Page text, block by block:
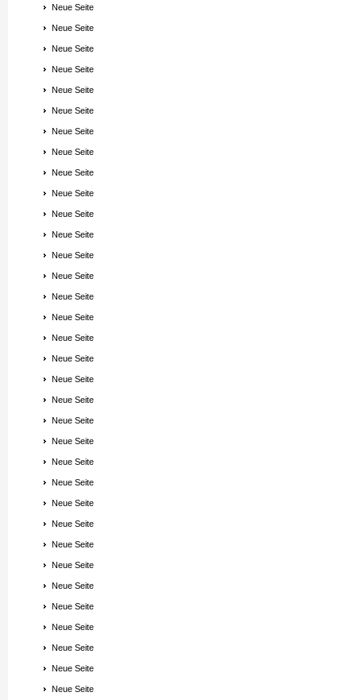
Neue Seite
Neue Seite
Neue Seite
Neue Seite
Neue Seite
Neue Seite
Neue Seite
Neue Seite
Neue Seite
Neue Seite
Neue Seite
Neue Seite
Neue Seite
Neue Seite
Neue Seite
Neue Seite
Neue Seite
Neue Seite
Neue Seite
Neue Seite
Neue Seite
Neue Seite
Neue Seite
Neue Seite
Neue Seite
Neue Seite
Neue Seite
Neue Seite
Neue Seite
Neue Seite
Neue Seite
Neue Seite
Neue Seite
Neue Seite